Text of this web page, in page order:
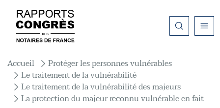
Fil d'Ariane
Accueil
Protéger les personnes vulnérables
Le traitement de la vulnérabilité
Le traitement de la vulnérabilité des majeurs
La protection du majeur reconnu vulnérable en fait